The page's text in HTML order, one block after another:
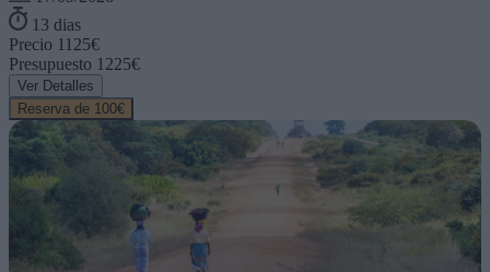
13 dias
Precio 1125€
Presupuesto 1225€
Ver Detalles
Reserva de 100€